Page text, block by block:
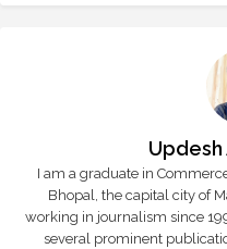
I am a graduate in
Bhopal, the capital city of
working in journalism since
several prominent